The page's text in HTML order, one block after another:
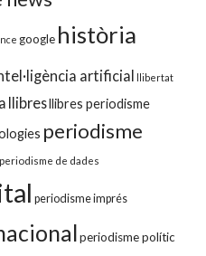
google història
artificial llibertat
llibresllibres periodisme
periodisme
periodisme de dades
periodisme imprés
periodisme polític